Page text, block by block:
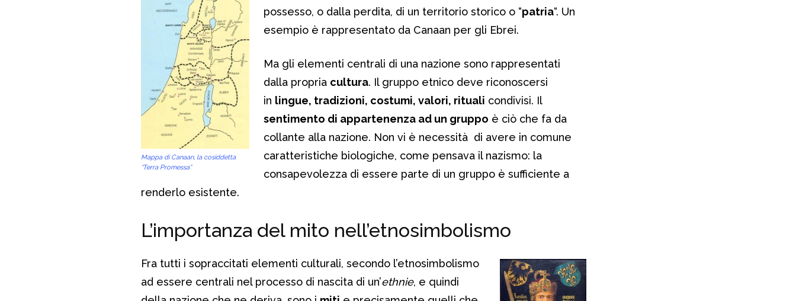
Mappa di Canaan, la cosiddetta
“Terra Promessa”
possesso, o dalla perdita, di un territorio storico o “patria“. Un
esempio è rappresentato da Canaan per gli Ebrei.
Ma gli elementi centrali di una nazione sono rappresentati
dalla propria cultura. Il gruppo etnico deve riconoscersi
in lingue, tradizioni, costumi, valori, rituali condivisi. Il
sentimento di appartenenza ad un gruppo è ciò che fa da
collante alla nazione. Non vi è necessità di avere in comune
caratteristiche biologiche, come pensava il nazismo: la
consapevolezza di essere parte di un gruppo è sufficiente a
renderlo esistente.
L’importanza del mito nell’etnosimbolismo
Fra tutti i sopraccitati elementi culturali, secondo l’etnosimbolismo
ad essere centrali nel processo di nascita di un’ethnie, e quindi